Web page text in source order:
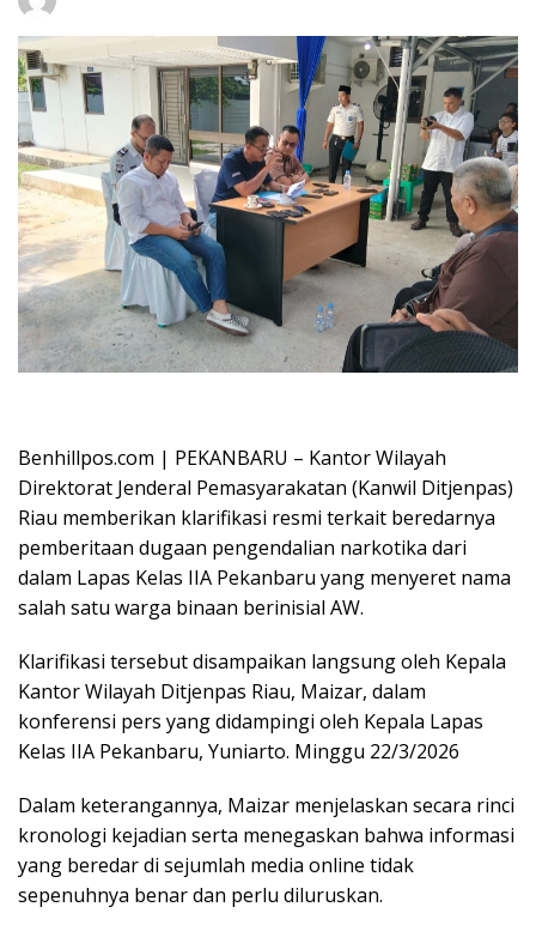
Benhillpos.com | PEKANBARU – Kantor Wilayah
Direktorat Jenderal Pemasyarakatan (Kanwil Ditjenpas)
Riau memberikan klarifikasi resmi terkait beredarnya
pemberitaan dugaan pengendalian narkotika dari
dalam Lapas Kelas IIA Pekanbaru yang menyeret nama
salah satu warga binaan berinisial AW.
Klarifikasi tersebut disampaikan langsung oleh Kepala
Kantor Wilayah Ditjenpas Riau, Maizar, dalam
konferensi pers yang didampingi oleh Kepala Lapas
Kelas IIA Pekanbaru, Yuniarto. Minggu 22/3/2026
Dalam keterangannya, Maizar menjelaskan secara rinci
kronologi kejadian serta menegaskan bahwa informasi
yang beredar di sejumlah media online tidak
sepenuhnya benar dan perlu diluruskan.